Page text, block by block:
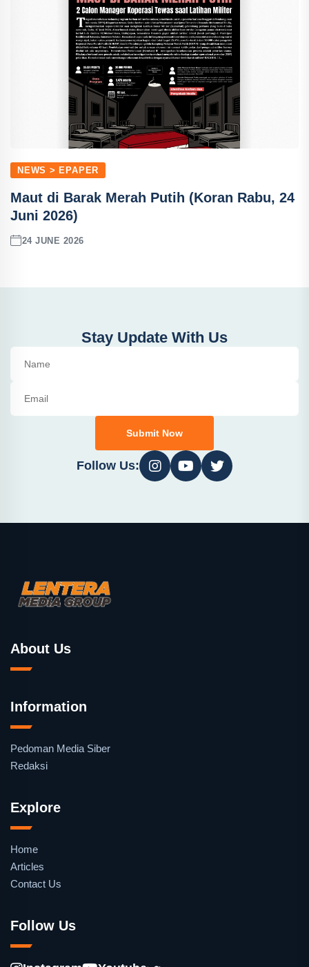
NEWS > EPAPER
Maut di Barak Merah Putih (Koran Rabu, 24
Juni 2026)
24 JUNE 2026
Stay Update With Us
Submit Now
Follow Us:
About Us
Information
Pedoman Media Siber
Redaksi
Explore
Home
Articles
Contact Us
Follow Us